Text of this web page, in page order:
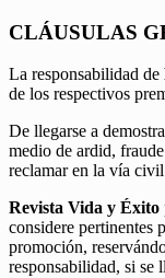
CLÁUSULAS
La responsabilidad de
de los respectivos
De llegarse a
medio de ardid,
reclamar en la vía
Revista Vida y Éxito
considere pertinentes
promoción,
responsabilidad, si se